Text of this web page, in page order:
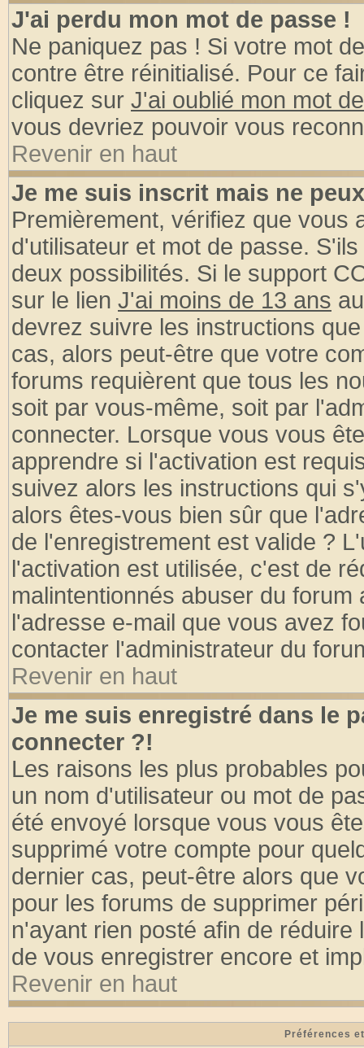
J'ai perdu mon mot de passe !
Ne paniquez pas ! Si votre mot
contre être réinitialisé. Pour ce
cliquez sur J'ai oublié mon mot
vous devriez pouvoir vous
Revenir en haut
Je me suis inscrit mais ne
Premièrement, vérifiez que vous
d'utilisateur et mot de passe.
deux possibilités. Si le support
sur le lien J'ai moins de 13 ans
devrez suivre les instructions
cas, alors peut-être que votre
forums requièrent que tous les
soit par vous-même, soit par
connecter. Lorsque vous vous
apprendre si l'activation est
suivez alors les instructions qui
alors êtes-vous bien sûr que
de l'enregistrement est valide ?
l'activation est utilisée, c'est de
malintentionnés abuser du
l'adresse e-mail que vous avez
contacter l'administrateur du
Revenir en haut
Je me suis enregistré dans le
connecter ?!
Les raisons les plus probables
un nom d'utilisateur ou mot de
été envoyé lorsque vous vous
supprimé votre compte pour
dernier cas, peut-être alors que
pour les forums de supprimer
n'ayant rien posté afin de
de vous enregistrer encore et
Revenir en haut
Préférences